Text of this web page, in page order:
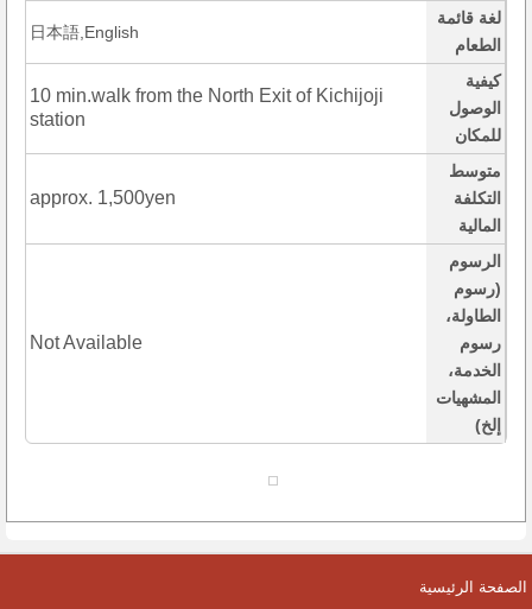
لغة قائمة
الطعام
日本語,English
كيفية
الوصول
للمكان
10 min.walk from the North Exit of Kichijoji
station
متوسط
التكلفة
المالية
approx. 1,500yen
الرسوم
(رسوم
الطاولة،
رسوم
الخدمة،
المشهيات
إلخ)
Not Available
الصفحة الرئيسية